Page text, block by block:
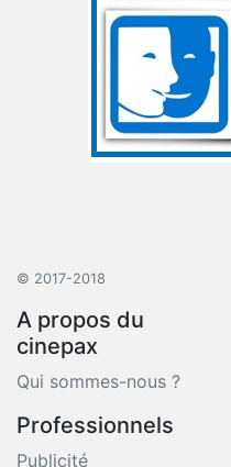
© 2017-2018
A propos du
cinepax
Qui sommes-nous ?
Professionnels
Publicité